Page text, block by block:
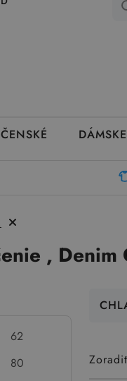
vrátiť oblečenie
DÁMSKE
, Denim
62
80